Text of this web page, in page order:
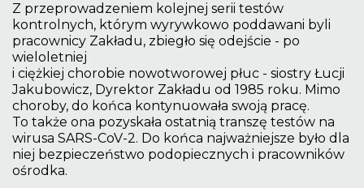
Z przeprowadzeniem kolejnej serii testów
kontrolnych, którym wyrywkowo poddawani byli
pracownicy Zakładu, zbiegło się odejście - po
wieloletniej
i ciężkiej chorobie nowotworowej płuc - siostry Łucji
Jakubowicz, Dyrektor Zakładu od 1985 roku. Mimo
choroby, do końca kontynuowała swoją pracę.
To także ona pozyskała ostatnią transzę testów na
wirusa SARS-CoV-2. Do końca najważniejsze było dla
niej bezpieczeństwo podopiecznych i pracowników
ośrodka.